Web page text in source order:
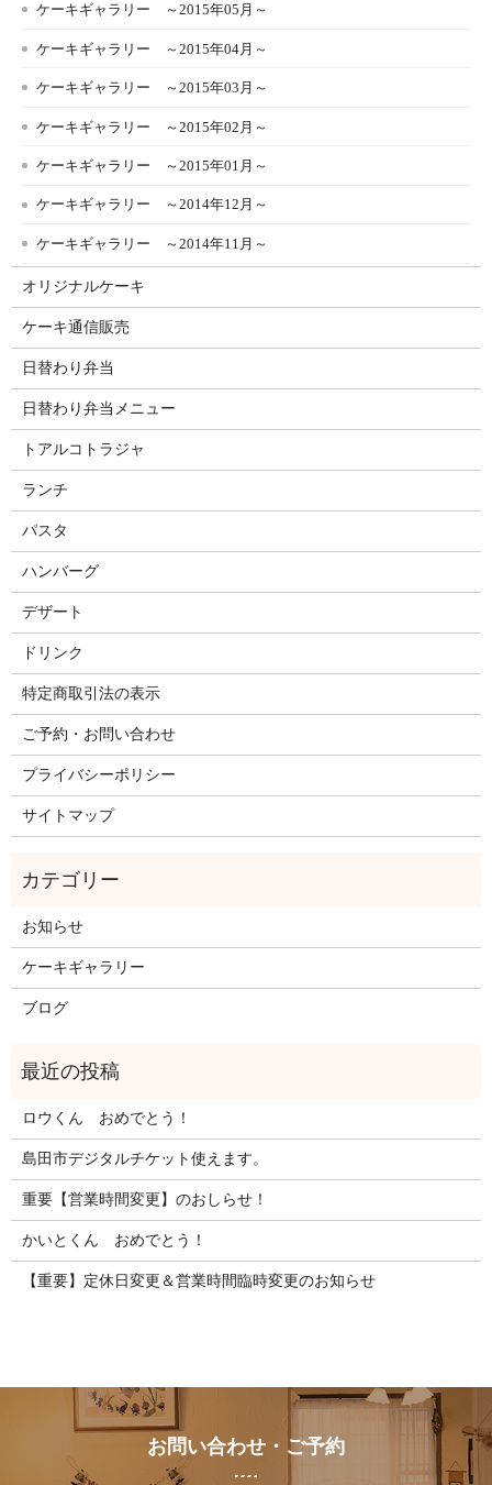
ケーキギャラリー ～2015年05月～
ケーキギャラリー ～2015年04月～
ケーキギャラリー ～2015年03月～
ケーキギャラリー ～2015年02月～
ケーキギャラリー ～2015年01月～
ケーキギャラリー ～2014年12月～
ケーキギャラリー ～2014年11月～
オリジナルケーキ
ケーキ通信販売
日替わり弁当
日替わり弁当メニュー
トアルコトラジャ
ランチ
パスタ
ハンバーグ
デザート
ドリンク
特定商取引法の表示
ご予約・お問い合わせ
プライバシーポリシー
サイトマップ
お知らせ
ケーキギャラリー
ブログ
ロウくん おめでとう！
島田市デジタルチケット使えます。
重要【営業時間変更】のおしらせ！
かいとくん おめでとう！
【重要】定休日変更＆営業時間臨時変更のお知らせ
お問い合わせ・ご予約